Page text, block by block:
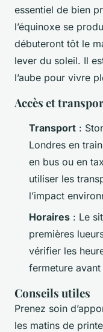
essentiel de bien
l’équinoxe se
débuteront tôt le
lever du soleil. Il
l’aube pour vivre
Accès et
Transport :
Londres en
en bus ou en
utiliser les
l’impact
Horaires : Le
premières
vérifier les
fermeture
Conseils utiles
Prenez soin
les matins de